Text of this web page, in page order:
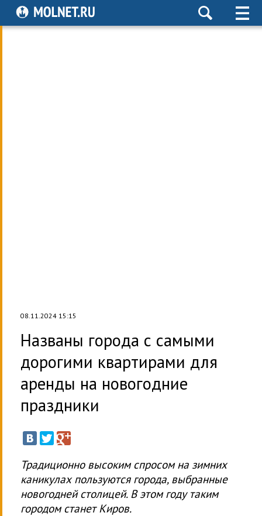
08.11.2024 15:15
Названы города с самыми
дорогими квартирами для
аренды на новогодние
праздники
Традиционно высоким спросом на зимних
каникулах пользуются города, выбранные
новогодней столицей. В этом году таким
городом станет Киров.